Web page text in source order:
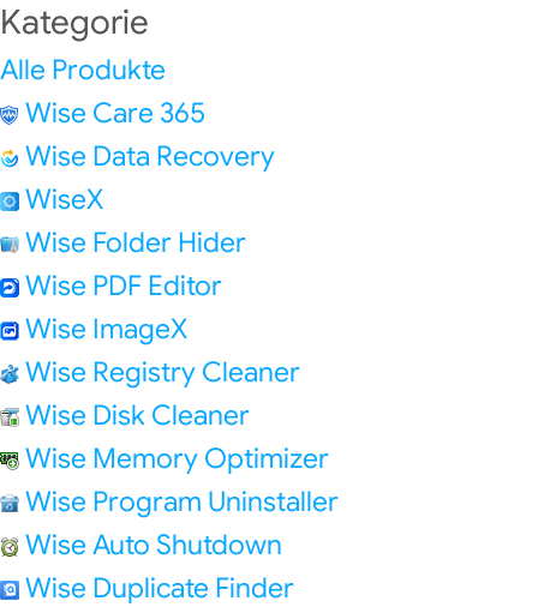
Kategorie
Alle Produkte
Wise Care 365
Wise Data Recovery
WiseX
Wise Folder Hider
Wise PDF Editor
Wise ImageX
Wise Registry Cleaner
Wise Disk Cleaner
Wise Memory Optimizer
Wise Program Uninstaller
Wise Auto Shutdown
Wise Duplicate Finder